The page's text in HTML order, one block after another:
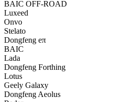
BAIC OFF-ROAD
Luxeed
Onvo
Stelato
Dongfeng eπ
BAIC
Lada
Dongfeng Forthing
Lotus
Geely Galaxy
Dongfeng Aeolus